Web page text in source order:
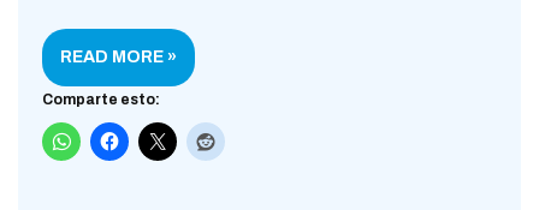
READ MORE »
Comparte esto: